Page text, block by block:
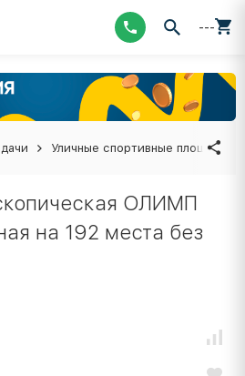
---
Уличные спортивные площадки
ОЛИМП
на 192 места без